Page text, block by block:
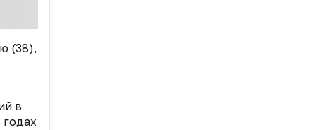
(38),
в